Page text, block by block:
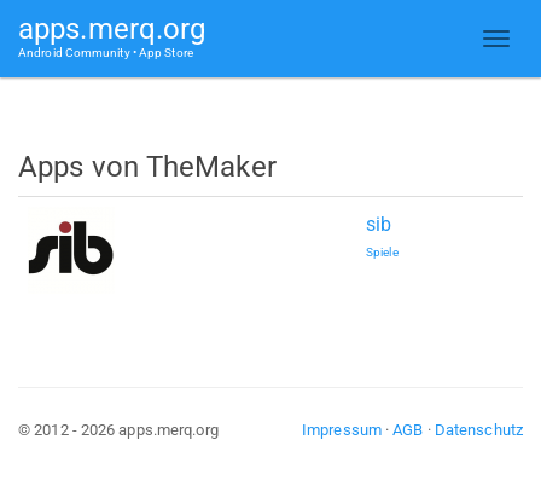
apps.merq.org
Android Community • App Store
Apps von TheMaker
sib
Spiele
Impressum·AGB · Datenschutz
© 2012 - 2026 apps.merq.org